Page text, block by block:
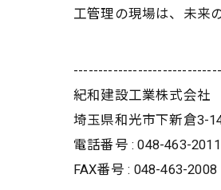
工管理の現場は、未来
紀和建設工業株式会社
埼玉県和光市下新倉3-
電話番号 : 048-463-2011
FAX番号 : 048-463-2008